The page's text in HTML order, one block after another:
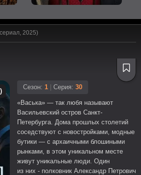
2025)
Сезон: 1 Серия: 30
«Васька» — так любя называют
Васильевский остров Санкт-
Петербурга. Дома прошлых столетий
соседствуют с новостройками, модные
бутики — с архаичными блошиными
рынками, в этом уникальном месте
живут уникальные люди. Один
из них - полковник Александр Петрович